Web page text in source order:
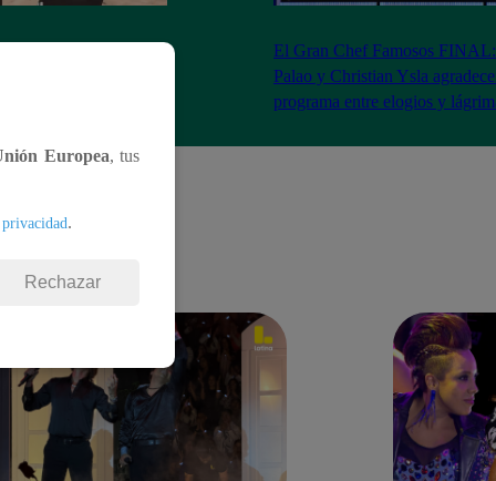
El Gran Chef Famosos
Palao y Christian Ysla
programa entre elogios y
Europea, tus
.
Rechazar